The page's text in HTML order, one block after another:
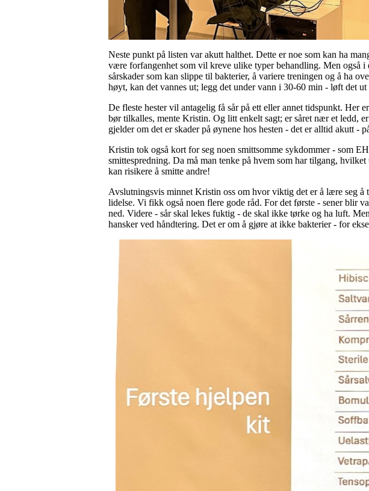
Neste punkt på listen var akutt halthet. Dette er noe som kan ha
være forfangenhet som vil kreve ulike typer behandling. Men også i
sårskader som kan slippe til bakterier, å variere treningen og å ha
høyt, kan det vannes ut; legg det under vann i 30-60 min - løft det
De fleste hester vil antagelig få sår på ett eller annet tidspunkt. Her
bør tilkalles, mente Kristin. Og litt enkelt sagt; er såret nær et ledd,
gjelder om det er skader på øynene hos hesten - det er alltid akutt -
Kristin tok også kort for seg noen smittsomme sykdommer - som
smittespredning. Da må man tenke på hvem som har tilgang,
kan risikere å smitte andre!
Avslutningsvis minnet Kristin oss om hvor viktig det er å lære seg
lidelse. Vi fikk også noen flere gode råd. For det første - sener blir
ned. Videre - sår skal lekes fuktig - de skal ikke tørke og ha luft.
hansker ved håndtering. Det er om å gjøre at ikke bakterier - for